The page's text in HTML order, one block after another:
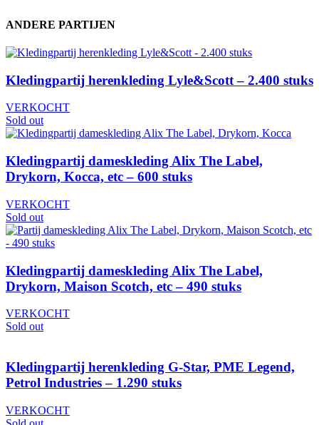
ANDERE PARTIJEN
Kledingpartij herenkleding Lyle&Scott – 2.400 stuks
VERKOCHT
Sold out
Kledingpartij dameskleding Alix The Label,
Drykorn, Kocca, etc – 600 stuks
VERKOCHT
Sold out
Kledingpartij dameskleding Alix The Label,
Drykorn, Maison Scotch, etc – 490 stuks
VERKOCHT
Sold out
Kledingpartij herenkleding G-Star, PME Legend,
Petrol Industries – 1.290 stuks
VERKOCHT